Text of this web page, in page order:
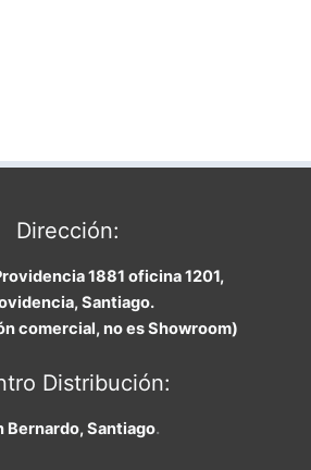
Dirección:
1881 oficina 1201,
Santiago.
comercial, no es Showroom)
Distribución:
Bernardo, Santiago.